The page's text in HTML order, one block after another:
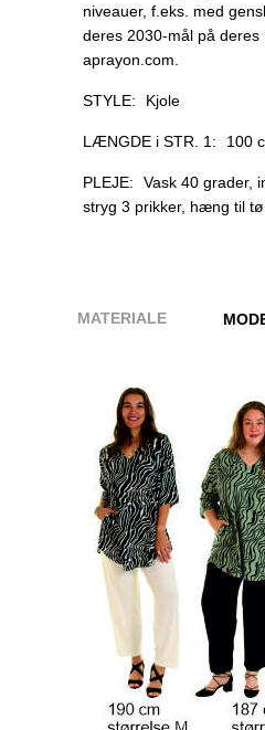
niveauer, f.eks. med
deres 2030-mål på deres
aprayon.com.
STYLE: Kjole
LÆNGDE i STR. 1: 100
PLEJE:
Vask 40 grader,
stryg 3 prikker, hæng til
MATERIALE